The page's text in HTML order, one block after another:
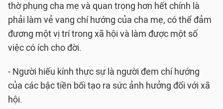
thờ phụng cha mẹ và quan trọng hơn hết chính là
phải làm vẻ vang chí hướng của cha mẹ, có thể đảm
đương một vị trí trong xã hội và làm được một số
việc có ích cho đời.
- Người hiếu kính thực sự là người đem chí hướng
của các bậc tiền bối tạo ra sức ảnh hưởng đối với xã
hội.